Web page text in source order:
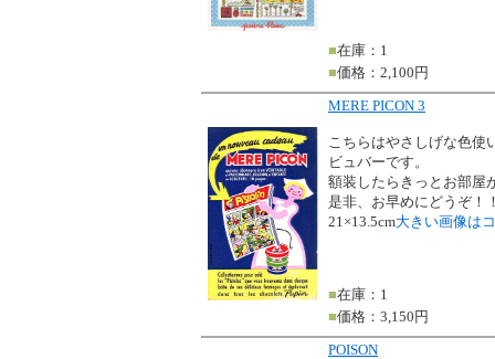
■在庫：1
■価格：2,100円
MERE PICON 3
こちらはやさしげな色使
ビュバーです。
額装したらきっとお部屋
是非、お早めにどうぞ！
21×13.5cm大きい画像は
■在庫：1
■価格：3,150円
POISON